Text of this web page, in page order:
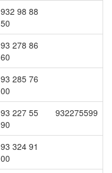
932 98 88
50
93 278 86
60
93 285 76
00
93 227 55
90
932275599
93 324 91
00